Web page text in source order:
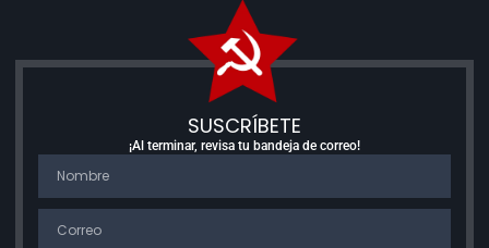
SUSCRÍBETE
¡Al terminar, revisa tu bandeja de correo!